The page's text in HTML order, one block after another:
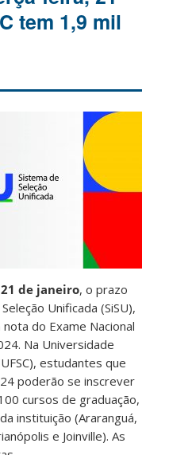
tem 1,9 mil
21 de janeiro, o prazo
Unificada (SiSU),
do Exame Nacional
Na Universidade
estudantes que
poderão se inscrever
cursos de graduação,
instituição (Araranguá,
e Joinville). As